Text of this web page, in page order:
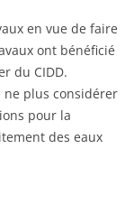
en vue de faire
ont bénéficié
du CIDD.
ne plus considérer
pour la
des eaux